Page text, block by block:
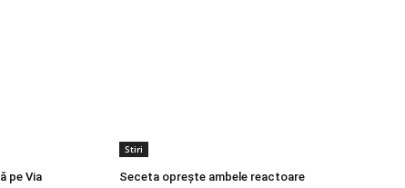
pe Via
Stiri
Seceta oprește ambele reactoare